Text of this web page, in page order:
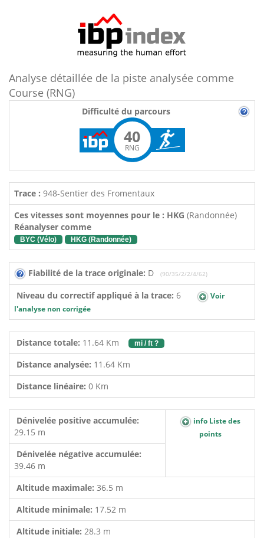
Analyse détaillée de la piste analysée comme
Course (RNG)
Difficulté du parcours
40
RNG
Trace : 948-Sentier des Fromentaux
Ces vitesses sont moyennes pour le : HKG (Randonnée)
Réanalyser comme
BYC (Vélo) HKG (Randonnée)
Fiabilité de la trace originale: D (90/35/2/2/4/62)
Niveau du correctif appliqué à la trace: 6
Voir
l'analyse non corrigée
Distance totale: 11.64 Km mi / ft ?
Distance analysée: 11.64 Km
Distance linéaire: 0 Km
Dénivelée positive accumulée:
29.15 m
info Liste des
points
Dénivelée négative accumulée:
39.46 m
Altitude maximale: 36.5 m
Altitude minimale: 17.52 m
Altitude initiale: 28.3 m